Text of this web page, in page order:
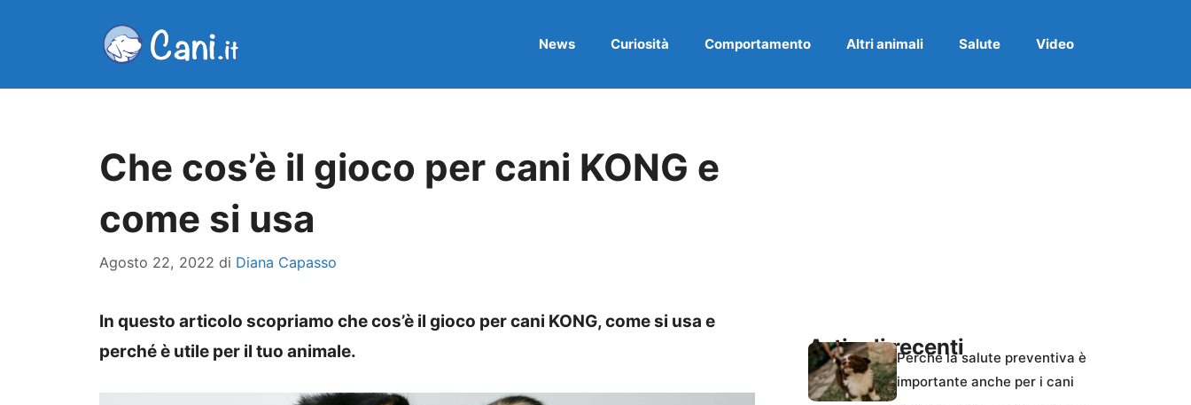
News Curiosità Comportamento Altri animali Salute Video
Che cos’è il gioco per cani KONG e
come si usa
Agosto 22, 2022 di Diana Capasso
In questo articolo scopriamo che cos’è il gioco per cani KONG, come si usa e
perché è utile per il tuo animale.
Articoli recentiPerché la salute preventiva è
importante anche per i cani